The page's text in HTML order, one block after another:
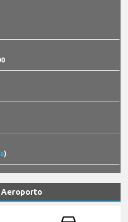
)
Aeroporto